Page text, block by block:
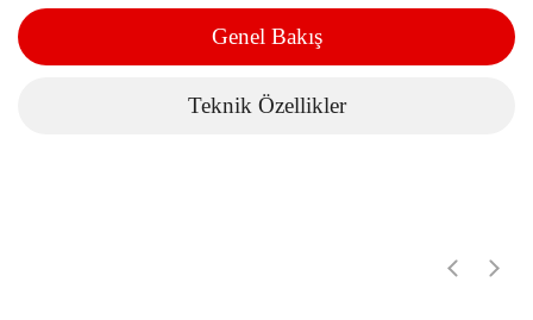
Genel Bakış
Teknik Özellikler